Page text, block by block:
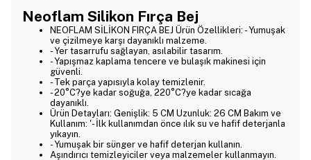
Neoflam Silikon Fırça Bej
NEOFLAM SİLİKON FIRÇA BEJ Ürün Özellikleri: - Yumuşak
ve çizilmeye karşı dayanıklı malzeme.
- Yer tasarrufu sağlayan, asılabilir tasarım.
- Yapışmaz kaplama tencere ve bulaşık makinesi için
güvenli.
- Tek parça yapısıyla kolay temizlenir.
- 20°C?ye kadar soğuğa, 220°C?ye kadar sıcağa
dayanıklı.
Ürün Detayları: Genişlik: 5 CM Uzunluk: 26 CM Bakım ve
Kullanım: '- İlk kullanımdan önce ılık su ve hafif deterjanla
yıkayın.
- Yumuşak bir sünger ve hafif deterjan kullanın.
Aşındırıcı temizleyiciler veya malzemeler kullanmayın.